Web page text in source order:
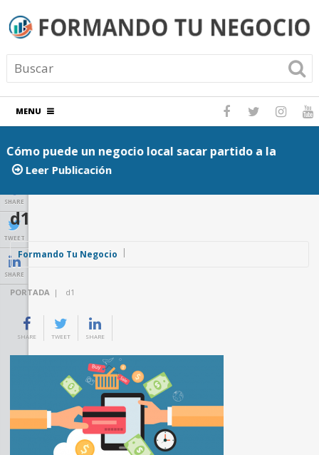
MENU
Cómo puede un negocio local sacar partido a la
agenda de eventos de su ciudad
Leer Publicación
SHARE
TWEET
SHARE
d1
Formando Tu Negocio
PORTADA | d1
SHARE TWEET SHARE